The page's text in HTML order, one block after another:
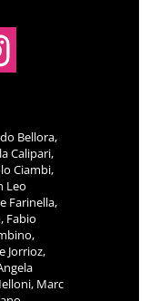
Bellora,
Calipari,
Ciambi,
Leo
Farinella,
Fabio
Jorrioz,
Marc